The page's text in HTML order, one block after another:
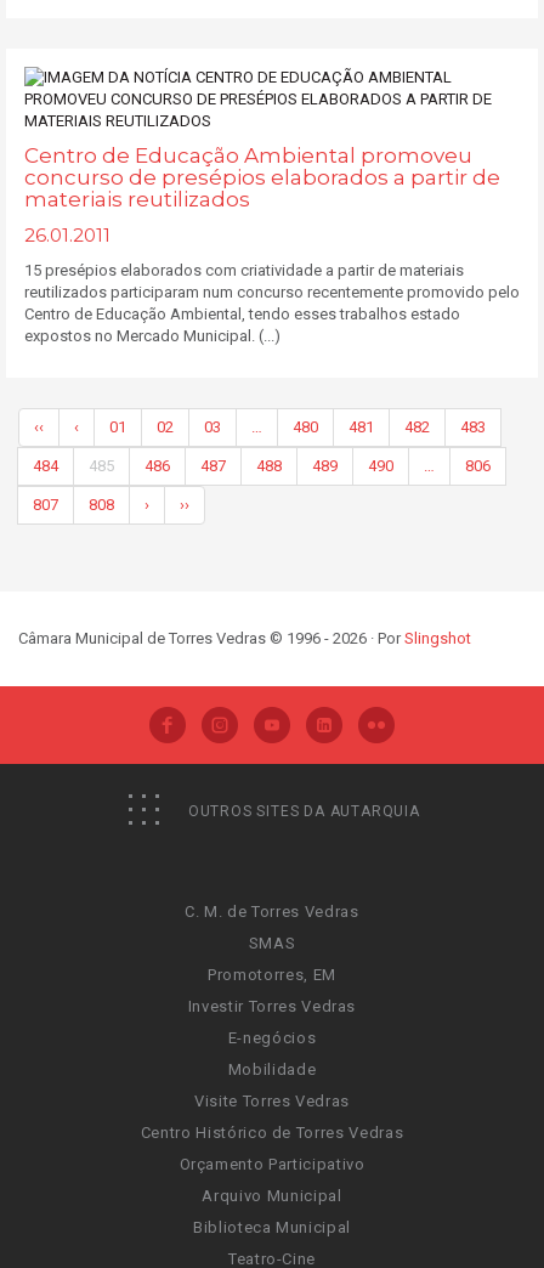
Centro de Educação Ambiental promoveu
concurso de presépios elaborados a partir de
materiais reutilizados
26.01.2011
15 presépios elaborados com criatividade a partir de materiais
reutilizados participaram num concurso recentemente promovido pelo
Centro de Educação Ambiental, tendo esses trabalhos estado
expostos no Mercado Municipal. (...)
‹‹ ‹ 01 02 03 480 481 482 483
484 485 486 487 488 489 490 806
807 808 › ››
Câmara Municipal de Torres Vedras © 1996 - 2026 · PorSlingshot
OUTROS SITES DA AUTARQUIA
C. M. de Torres Vedras
SMAS
Promotorres, EM
Investir Torres Vedras
E-negócios
Mobilidade
Visite Torres Vedras
Centro Histórico de Torres Vedras
Orçamento Participativo
Arquivo Municipal
Biblioteca Municipal
Teatro-Cine